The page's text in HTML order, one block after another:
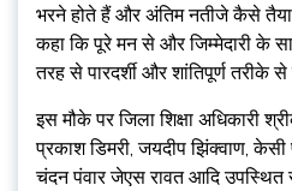
भरने होते हैं और अंतिम नतीजे कैसे
कहा कि पूरे मन से और जिम्मेदारी के
तरह से पारदर्शी और शांतिपूर्ण तरीके
इस मौके पर जिला शिक्षा अधिकारी
प्रकाश डिमरी, जयदीप झिंक्वाण, केसी
चंदन पंवार जेएस रावत आदि उपस्थित